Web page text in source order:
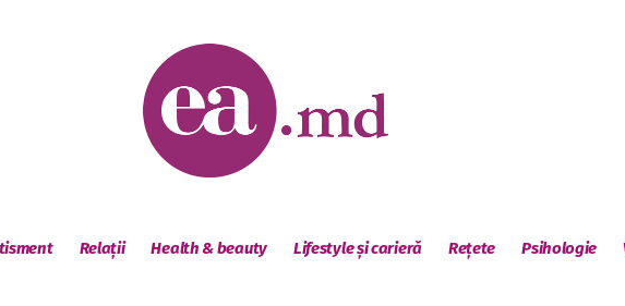
Relații Health & beauty Lifestyle și carieră Rețete Psihologie